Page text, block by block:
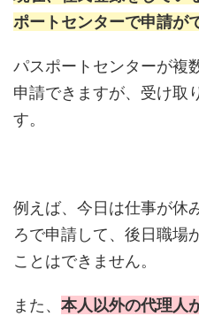
ポートセンターで申請が
パスポートセンターが複
申請できますが、受け取
す。
例えば、今日は仕事が休
ろで申請して、後日職場
ことはできません。
また、 本人以外の代理人